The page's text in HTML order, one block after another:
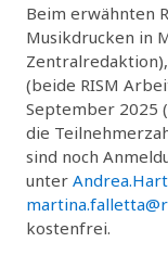
Beim erwähnten
Musikdrucken in
(beide RISM
September 2025
die
sind noch
unter
kostenfrei.